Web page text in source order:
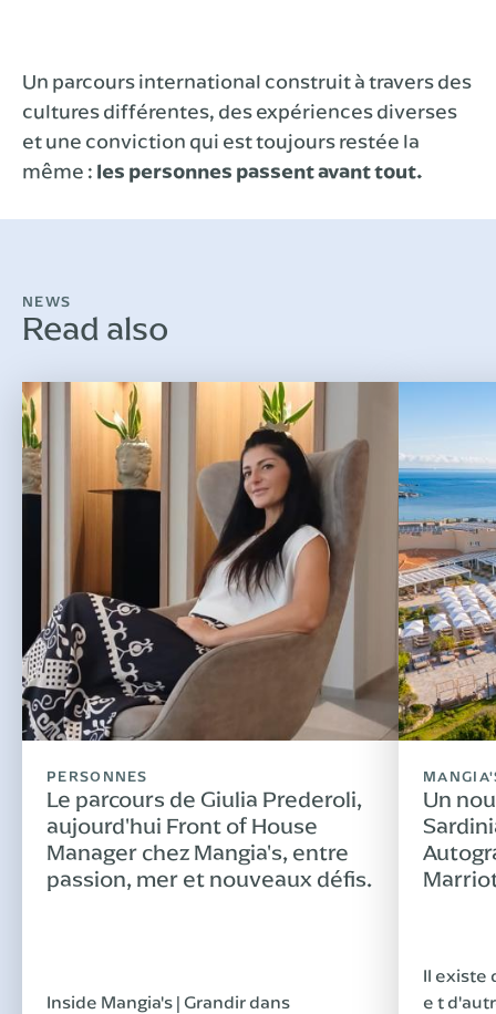
Un parcours international construit à travers des
cultures différentes, des expériences diverses
et une conviction qui est toujours restée la
même : les personnes passent avant tout.
NEWS
Read also
PERSONNES
Le parcours de Giulia Prederoli,
aujourd'hui Front of House
Manager chez Mangia's, entre
passion, mer et nouveaux défis.
Inside Mangia's | Grandir dans
Un
Il existe
e t